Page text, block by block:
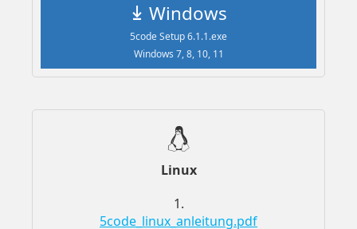
Windows
5code Setup 6.1.1.exe
Windows 7, 8, 10, 11
Linux
1.
5code_linux_anleitung.pdf